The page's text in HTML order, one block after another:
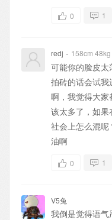
0 1
redj - 158cm 48kg
可能你的脸皮
拍砖的话会试
啊，我觉得大
该太多了，如
社会上怎么混
油啊
0 1
V5兔
我倒是觉得语